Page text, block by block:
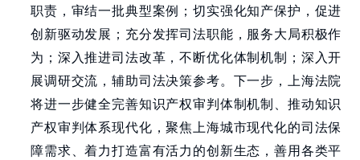
职责，审结一批典型案例；切实强化知产保护，促进
创新驱动发展；充分发挥司法职能，服务大局积极作
为；深入推进司法改革，不断优化体制机制；深入开
展调研交流，辅助司法决策参考。下一步，上海法院
将进一步健全完善知识产权审判体制机制、推动知识
产权审判体系现代化，聚焦上海城市现代化的司法保
障需求、着力打造富有活力的创新生态，善用各类平